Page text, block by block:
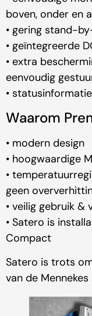
boven, onder en
• gering stand-
• geïntegreerde
• extra
eenvoudig
•
Waarom
• modern design
• hoogwaardige
•
geen
• veilig gebruik &
• Satero is
Compact
Satero is trots
van de Mennekes